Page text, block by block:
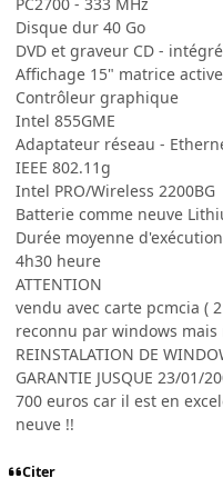
Disque dur 40 Go
DVD et graveur CD - intégré
Affichage 15" matrice active
Contrôleur graphique
Intel 855GME
Adaptateur réseau -
IEEE 802.11g
Intel PRO/Wireless 2200BG
Batterie comme neuve
Durée moyenne d'exécution
4h30 heure
ATTENTION
vendu avec carte pcmcia (
reconnu par windows mais
REINSTALATION DE
GARANTIE JUSQUE 23/01/
700 euros car il est en
neuve !!
Citer